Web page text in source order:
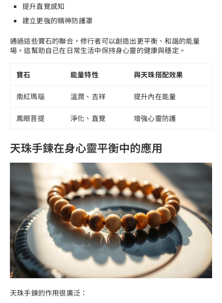
提升直覺感知
建立更強的精神防護罩
通過這些寶石的聯合，修行者可以創造出更平衡、和諧的能量
場。這幫助自己在日常生活中保持身心靈的健康與穩定。
寶石 能量特性 與天珠搭配效果
南紅瑪瑙 溫潤、吉祥 提升內在能量
鳳眼菩提 淨化、直覺 增強心靈防護
天珠手鍊在身心靈平衡中的應用
天珠手鍊的作用很廣泛：